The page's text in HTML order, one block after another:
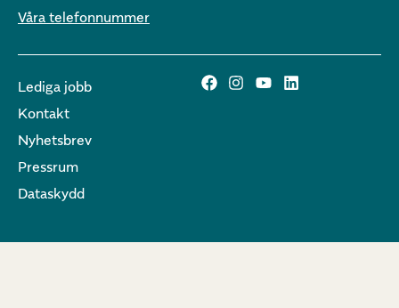
Våra telefonnummer
Lediga jobb
Kontakt
Nyhetsbrev
Pressrum
Dataskydd